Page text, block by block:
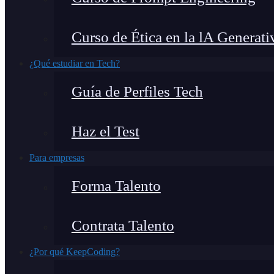
Curso de Ética en la lA
¿Qué estudiar en Tech?
Guía de Perfiles Tech
Haz el Test
Para empresas
Forma Talento
Contrata Talento
¿Por qué KeepCoding?